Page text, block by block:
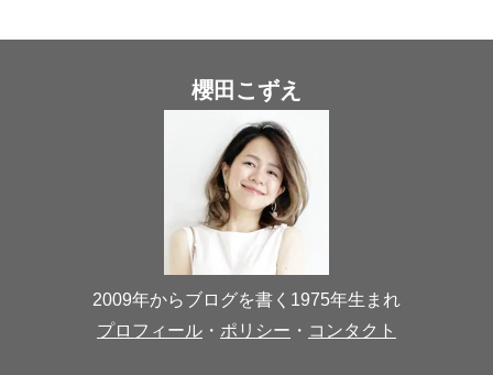
櫻田こずえ
2009年からブログを書く1975年生まれ
プロフィール ・ ポリシー ・ コンタクト